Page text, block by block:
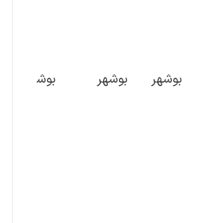
بوشهر بوشهر بوشهر